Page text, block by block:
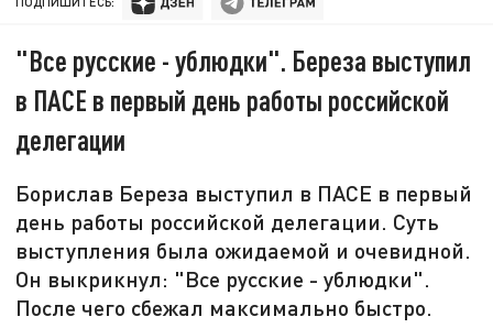
"Все русские - ублюдки". Береза выступил
в ПАСЕ в первый день работы российской
делегации
Борислав Береза выступил в ПАСЕ в первый
день работы российской делегации. Суть
выступления была ожидаемой и очевидной.
Он выкрикнул: "Все русские - ублюдки".
После чего сбежал максимально быстро.